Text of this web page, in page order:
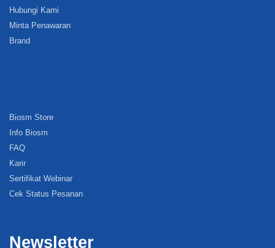
Hubungi Kami
Minta Penawaran
Brand
Biosm Store
Info Biosm
FAQ
Karir
Sertifikat Webinar
Cek Status Pesanan
Newsletter